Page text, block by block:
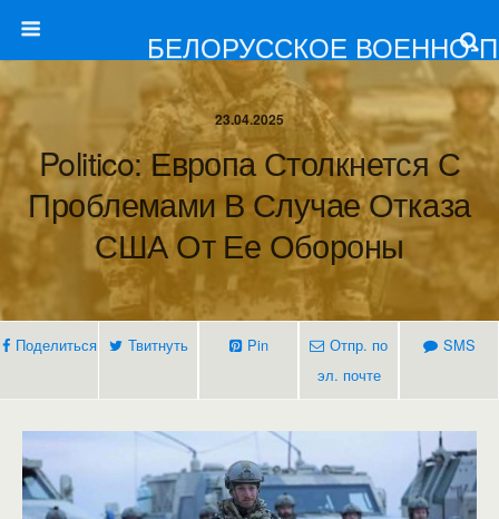
БЕЛОРУССКОЕ ВОЕННО-
23.04.2025
Politico: Европа Столкнется С
Проблемами В Случае Отказа
США От Ее Обороны
Поделиться Твитнуть Pin
Отпр. по
эл. почте
SMS